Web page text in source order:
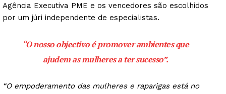
Agência Executiva PME e os vencedores são escolhidos
por um júri independente de especialistas.
“O nosso objectivo é promover ambientes que
ajudem as mulheres a ter sucesso”.
“O empoderamento das mulheres e raparigas está no